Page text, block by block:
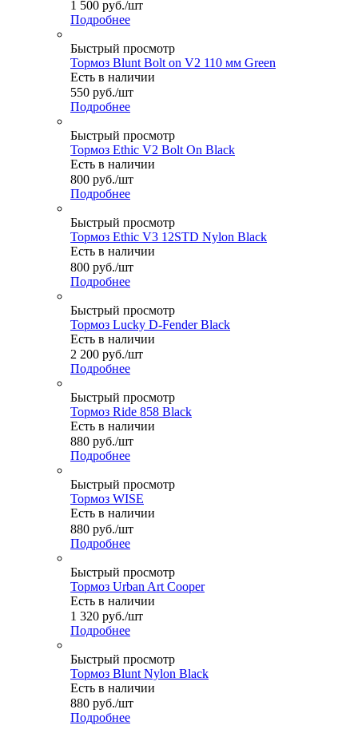
1 500 руб./шт
Подробнее
Быстрый просмотр
Тормоз Blunt Bolt on V2 110 мм Green
Есть в наличии
550 руб./шт
Подробнее
Быстрый просмотр
Тормоз Ethic V2 Bolt On Black
Есть в наличии
800 руб./шт
Подробнее
Быстрый просмотр
Тормоз Ethic V3 12STD Nylon Black
Есть в наличии
800 руб./шт
Подробнее
Быстрый просмотр
Тормоз Lucky D-Fender Black
Есть в наличии
2 200 руб./шт
Подробнее
Быстрый просмотр
Тормоз Ride 858 Black
Есть в наличии
880 руб./шт
Подробнее
Быстрый просмотр
Тормоз WISE
Есть в наличии
880 руб./шт
Подробнее
Быстрый просмотр
Тормоз Urban Art Cooper
Есть в наличии
1 320 руб./шт
Подробнее
Быстрый просмотр
Тормоз Blunt Nylon Black
Есть в наличии
880 руб./шт
Подробнее